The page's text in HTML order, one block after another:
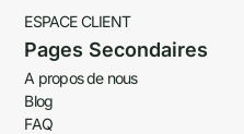
ESPACE CLIENT
Pages Secondaires
A propos de nous
Blog
FAQ